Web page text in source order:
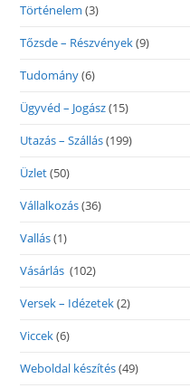
Történelem (3)
Tőzsde – Részvények(9)
Tudomány(6)
Ügyvéd – Jogász(15)
Utazás – Szállás(199)
Üzlet(50)
Vállalkozás(36)
Vallás(1)
Vásárlás (102)
Versek – Idézetek(2)
Viccek(6)
Weboldal készítés(49)